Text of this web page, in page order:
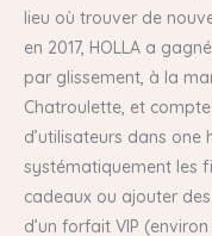
lieu où trouver de
en 2017, HOLLA a
par glissement, à la
Chatroulette, et
d’utilisateurs dans one
systématiquement les
cadeaux ou ajouter
d’un forfait VIP